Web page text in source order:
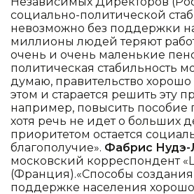
социально-политической
невозможно без поддержки
миллионы людей теряют
очень и очень маленькие
политическая стабильность
думаю, правительство
этом и старается решить эту
например, повысить пособие
хотя речь не идет о больших
приоритетом остается
благополучие». Фабрис Нудэ-
московский корреспондент
(Франция).«Способы
поддержке населения